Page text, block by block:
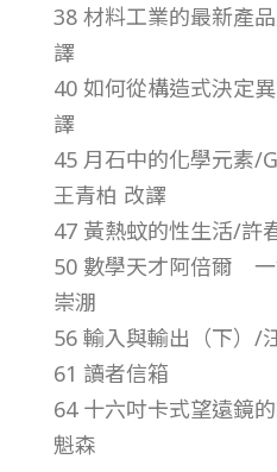
6
期
–
總
號
第
3
38 材料工業的最新產
譯
40 如何從構造式決定
譯
45 月石中的化學元素/
王青柏 改譯
47 黃熱蚊的性生活/許
50 數學天才阿倍爾
崇淜
56 輸入與輸出（下）/
61 讀者信箱
64 十六吋卡式望遠鏡
魁森